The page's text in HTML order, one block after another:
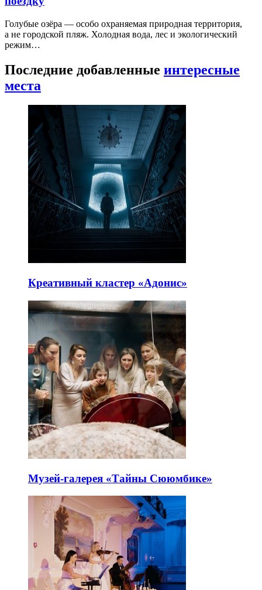
Голубые озёра — особо охраняемая природная территория,
а не городской пляж. Холодная вода, лес и экологический
режим…
Последние добавленные интересные
места
Креативный кластер «Адонис»
Музей-галерея «Тайны Сююмбике»